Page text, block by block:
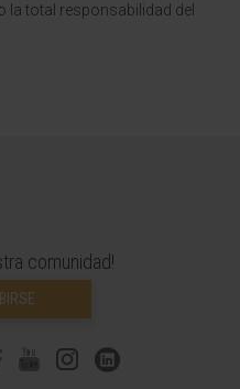
la total responsabilidad del
comunidad!